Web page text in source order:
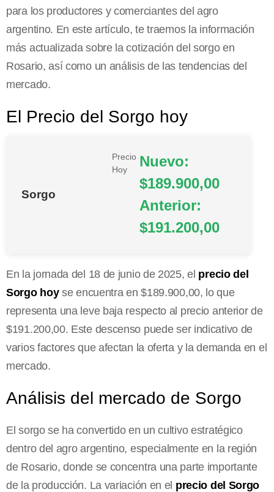
para los productores y comerciantes del agro
argentino. En este artículo, te traemos la información
más actualizada sobre la cotización del sorgo en
Rosario, así como un análisis de las tendencias del
mercado.
El Precio del Sorgo hoy
Sorgo
Precio
Hoy
Nuevo:
$189.900,00
Anterior:
$191.200,00
En la jornada del 18 de junio de 2025, el precio del
Sorgo hoyse encuentra en $189.900,00, lo que
representa una leve baja respecto al precio anterior de
$191.200,00. Este descenso puede ser indicativo de
varios factores que afectan la oferta y la demanda en el
mercado.
Análisis del mercado de Sorgo
El sorgo se ha convertido en un cultivo estratégico
dentro del agro argentino, especialmente en la región
de Rosario, donde se concentra una parte importante
de la producción. La variación en el precio del Sorgo